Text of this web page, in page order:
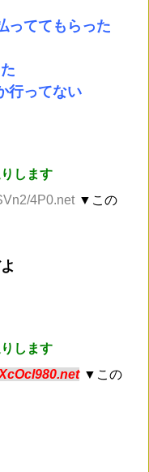
っててもらった
行ってない
します
4P0.net ▼この
します
▼この